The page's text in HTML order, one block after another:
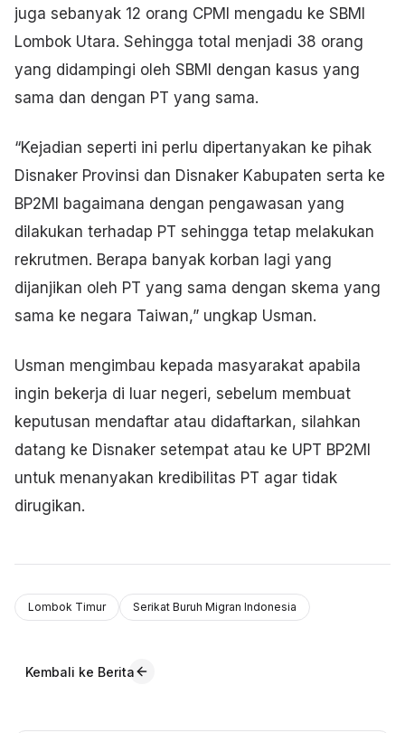
juga sebanyak 12 orang CPMI mengadu ke SBMI
Lombok Utara. Sehingga total menjadi 38 orang
yang didampingi oleh SBMI dengan kasus yang
sama dan dengan PT yang sama.
“Kejadian seperti ini perlu dipertanyakan ke pihak
Disnaker Provinsi dan Disnaker Kabupaten serta ke
BP2MI bagaimana dengan pengawasan yang
dilakukan terhadap PT sehingga tetap melakukan
rekrutmen. Berapa banyak korban lagi yang
dijanjikan oleh PT yang sama dengan skema yang
sama ke negara Taiwan,” ungkap Usman.
Usman mengimbau kepada masyarakat apabila
ingin bekerja di luar negeri, sebelum membuat
keputusan mendaftar atau didaftarkan, silahkan
datang ke Disnaker setempat atau ke UPT BP2MI
untuk menanyakan kredibilitas PT agar tidak
dirugikan.
Lombok Timur Serikat Buruh Migran Indonesia
Kembali ke Berita